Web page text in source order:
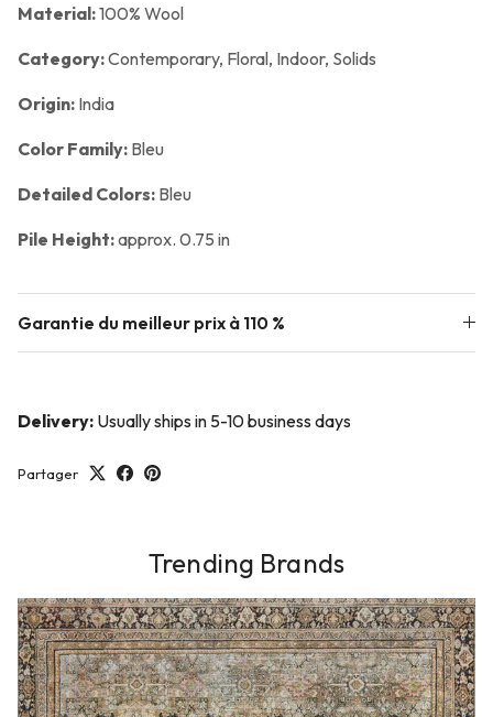
Material:100% Wool
Category:Contemporary, Floral, Indoor, Solids
Origin: India
Color Family: Bleu
Detailed Colors: Bleu
Pile Height:approx. 0.75 in
Garantie du meilleur prix à 110 %
Delivery: Usually ships in 5-10 business days
Partager
Trending Brands